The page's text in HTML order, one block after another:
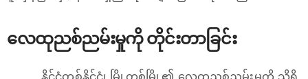
လေထုညစ်ညမ်းမှုကို တိုင်းတာခြင်း
နိုင်ငံတစ်နိုင်ငံ၊ မြို့တစ်မြို့၏ လေထုညစ်ညမ်းမှုကို သိရှိ